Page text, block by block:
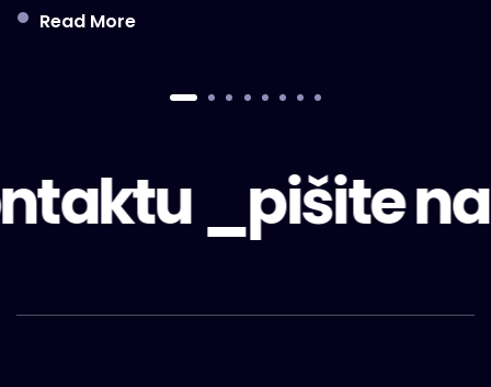
Read More
_ pišite